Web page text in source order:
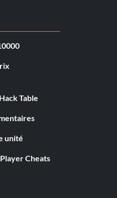
Table
unité
Cheats